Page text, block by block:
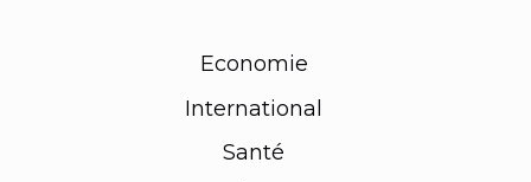
Economie
International
Santé